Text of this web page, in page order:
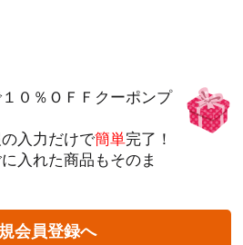
０％ＯＦＦクーポンプ
入力だけで簡単完了！
入れた商品もそのま
会員登録へ